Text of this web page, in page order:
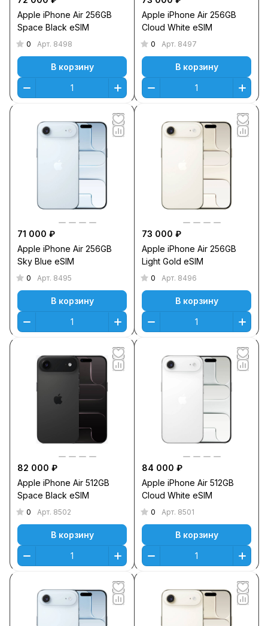
Apple iPhone Air 256GB
Space Black eSIM
0 Арт. 8498
В корзину
Apple iPhone Air 256GB
Cloud White eSIM
0 Арт. 8497
В корзину
71 000 ₽
Apple iPhone Air 256GB
Sky Blue eSIM
0 Арт. 8495
В корзину
73 000 ₽
Apple iPhone Air 256GB
Light Gold eSIM
0 Арт. 8496
В корзину
82 000 ₽
Apple iPhone Air 512GB
Space Black eSIM
0 Арт. 8502
В корзину
84 000 ₽
Apple iPhone Air 512GB
Cloud White eSIM
0 Арт. 8501
В корзину